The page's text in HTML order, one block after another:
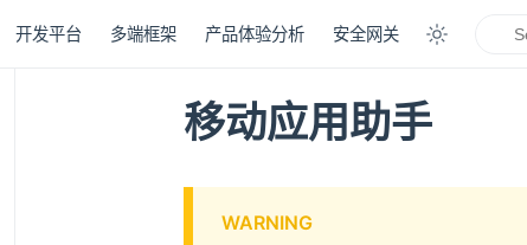
开发平台 多端框架 产品体验分析 安全网关
移动应用助手
WARNING